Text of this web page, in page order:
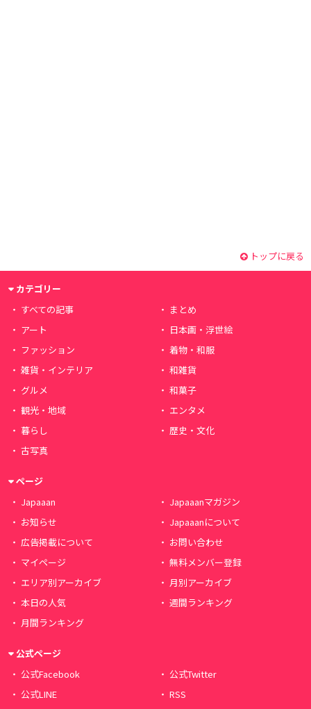
トップに戻る
カテゴリー
すべての記事
まとめ
アート
日本画・浮世絵
ファッション
着物・和服
雑貨・インテリア
和雑貨
グルメ
和菓子
観光・地域
エンタメ
暮らし
歴史・文化
古写真
ページ
Japaaan
Japaaanマガジン
お知らせ
Japaaanについて
広告掲載について
お問い合わせ
マイページ
無料メンバー登録
エリア別アーカイブ
月別アーカイブ
本日の人気
週間ランキング
月間ランキング
公式ページ
公式Facebook
公式Twitter
公式LINE
RSS